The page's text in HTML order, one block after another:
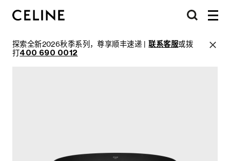
探索全新2026秋季系列，尊享顺丰速递 |联系客服或拨
打400 690 0012